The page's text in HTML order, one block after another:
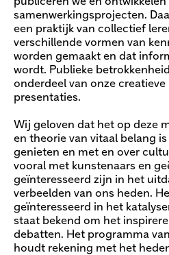
samenwerkingsprojecten.
een praktijk van collectief
verschillende vormen van
worden gemaakt en dat
wordt. Publieke
onderdeel van onze
presentaties.
Wij geloven dat het op deze
en theorie van vitaal belang
genieten en met en over
vooral met kunstenaars en
geïnteresseerd zijn in het
verbeelden van ons heden.
geïnteresseerd in het
staat bekend om het
debatten. Het programma
houdt rekening met het